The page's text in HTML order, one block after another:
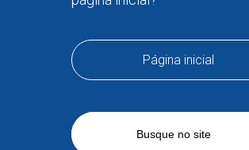
Página inicial